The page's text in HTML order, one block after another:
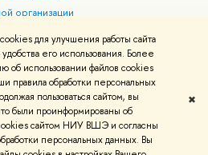
для улучшения работы сайта
его использования. Более
об использовании файлов cookies
правила обработки персональных
пользоваться сайтом, вы
были проинформированы об
сайтом НИУ ВШЭ и согласны
персональных данных. Вы
✖
организации
здоровья
и контакты Условия использования
Карта сайта